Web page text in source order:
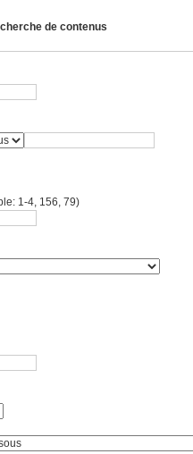
de contenus
1-4, 156, 79)